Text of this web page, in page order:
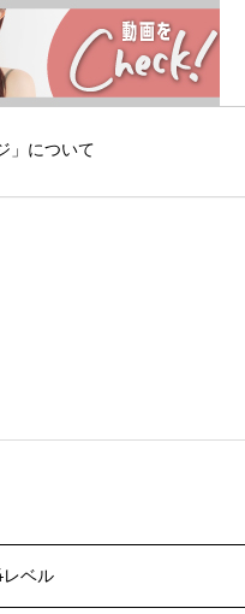
」について
レベル